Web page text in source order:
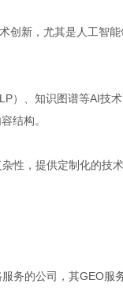
创新，尤其是人工智
）、知识图谱等AI技
结构。
性，提供定制化的技
务的公司，其GEO